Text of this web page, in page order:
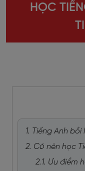
HỌC
1. Tiếng Anh bồi
2. Có nên học
2.1. Ưu điểm